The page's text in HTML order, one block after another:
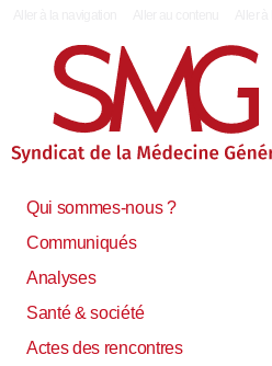
Qui sommes-nous ?
Communiqués
Analyses
Santé & société
Actes des rencontres